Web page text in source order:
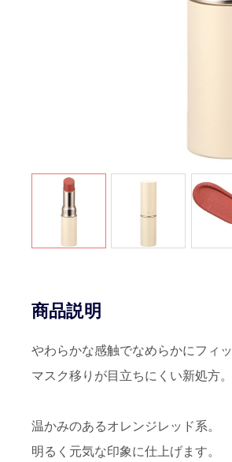
商品説明
やわらかな感触でなめらかにフィ
マスク移りが目立ちにくい新処方。
温かみのあるオレンジレッド系。
明るく元気な印象に仕上げます。